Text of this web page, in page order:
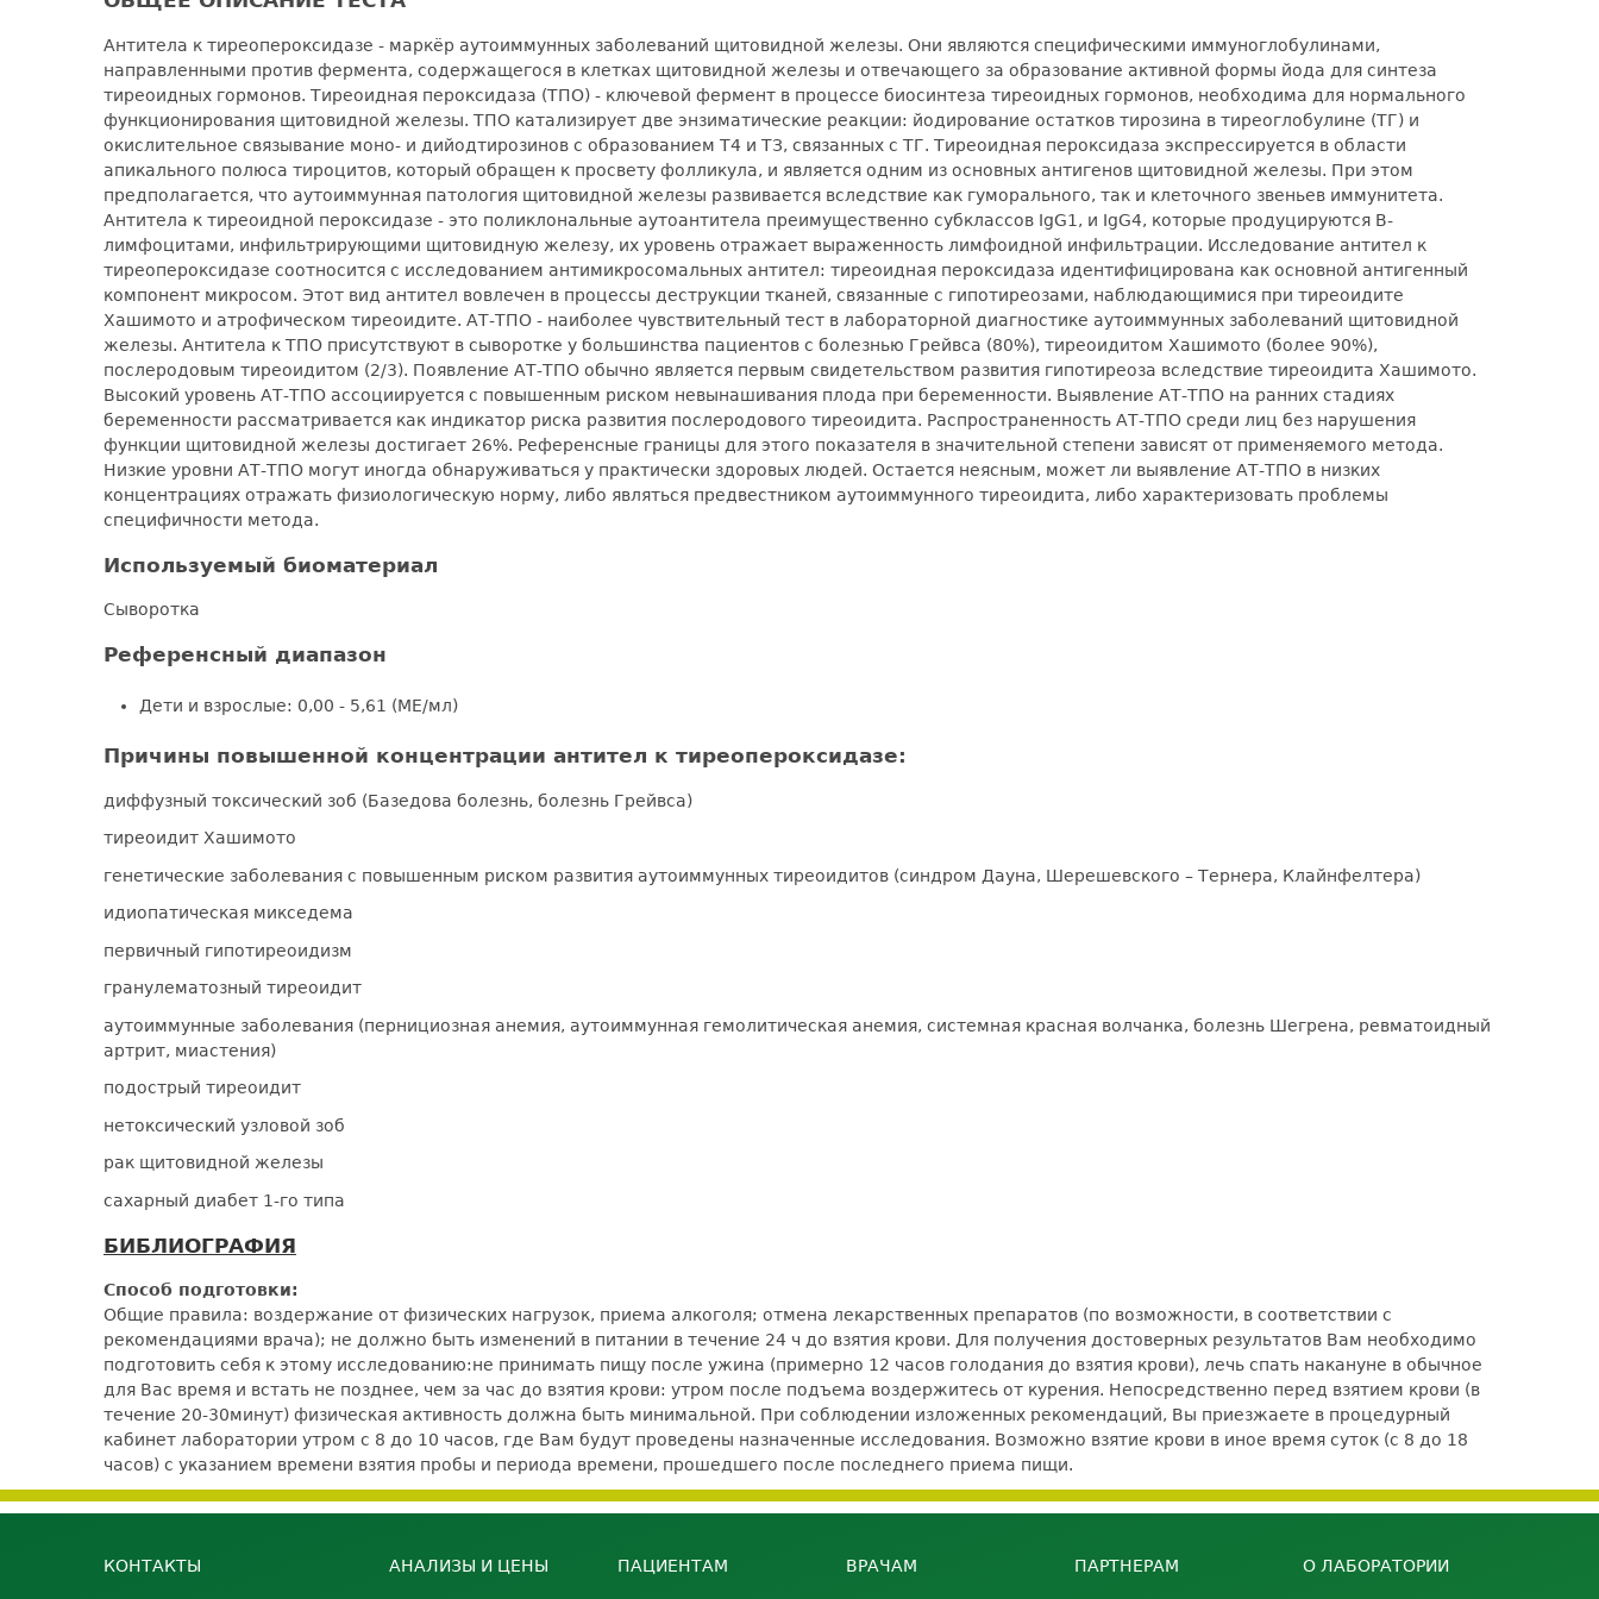
Антитела к тиреопероксидазе - маркёр аутоиммунных заболеваний щитовидной железы. Они являются специфическими иммуноглобулинами,
направленными против фермента, содержащегося в клетках щитовидной железы и отвечающего за образование активной формы йода для синтеза
тиреоидных гормонов. Тиреоидная пероксидаза (ТПО) - ключевой фермент в процессе биосинтеза тиреоидных гормонов, необходима для нормального
функционирования щитовидной железы. ТПО катализирует две энзиматические реакции: йодирование остатков тирозина в тиреоглобулине (ТГ) и
окислительное связывание моно- и дийодтирозинов с образованием Т4 и ТЗ, связанных с ТГ. Тиреоидная пероксидаза экспрессируется в области
апикального полюса тироцитов, который обращен к просвету фолликула, и является одним из основных антигенов щитовидной железы. При этом
предполагается, что аутоиммунная патология щитовидной железы развивается вследствие как гуморального, так и клеточного звеньев иммунитета.
Антитела к тиреоидной пероксидазе - это поликлональные аутоантитела преимущественно субклассов IgG1, и IgG4, которые продуцируются В-
лимфоцитами, инфильтрирующими щитовидную железу, их уровень отражает выраженность лимфоидной инфильтрации. Исследование антител к
тиреопероксидазе соотносится с исследованием антимикросомальных антител: тиреоидная пероксидаза идентифицирована как основной антигенный
компонент микросом. Этот вид антител вовлечен в процессы деструкции тканей, связанные с гипотиреозами, наблюдающимися при тиреоидите
Хашимото и атрофическом тиреоидите. АТ-ТПО - наиболее чувствительный тест в лабораторной диагностике аутоиммунных заболеваний щитовидной
железы. Антитела к ТПО присутствуют в сыворотке у большинства пациентов с болезнью Грейвса (80%), тиреоидитом Хашимото (более 90%),
послеродовым тиреоидитом (2/3). Появление АТ-ТПО обычно является первым свидетельством развития гипотиреоза вследствие тиреоидита Хашимото.
Высокий уровень АТ-ТПО ассоциируется с повышенным риском невынашивания плода при беременности. Выявление АТ-ТПО на ранних стадиях
беременности рассматривается как индикатор риска развития послеродового тиреоидита. Распространенность АТ-ТПО среди лиц без нарушения
функции щитовидной железы достигает 26%. Референсные границы для этого показателя в значительной степени зависят от применяемого метода.
Низкие уровни АТ-ТПО могут иногда обнаруживаться у практически здоровых людей. Остается неясным, может ли выявление АТ-ТПО в низких
концентрациях отражать физиологическую норму, либо являться предвестником аутоиммунного тиреоидита, либо характеризовать проблемы
специфичности метода.
Используемый биоматериал
Сыворотка
Референсный диапазон
Дети и взрослые: 0,00 - 5,61 (МЕ/мл)
Причины повышенной концентрации антител к тиреопероксидазе:
диффузный токсический зоб (Базедова болезнь, болезнь Грейвса)
тиреоидит Хашимото
генетические заболевания с повышенным риском развития аутоиммунных тиреоидитов (синдром Дауна, Шерешевского – Тернера, Клайнфелтера)
идиопатическая микседема
первичный гипотиреоидизм
гранулематозный тиреоидит
аутоиммунные заболевания (пернициозная анемия, аутоиммунная гемолитическая анемия, системная красная волчанка, болезнь Шегрена, ревматоидный
артрит, миастения)
подострый тиреоидит
нетоксический узловой зоб
рак щитовидной железы
сахарный диабет 1-го типа
БИБЛИОГРАФИЯ
Способ подготовки:
Общие правила: воздержание от физических нагрузок, приема алкоголя; отмена лекарственных препаратов (по возможности, в соответствии с
рекомендациями врача); не должно быть изменений в питании в течение 24 ч до взятия крови. Для получения достоверных результатов Вам необходимо
подготовить себя к этому исследованию:не принимать пищу после ужина (примерно 12 часов голодания до взятия крови), лечь спать накануне в обычное
для Вас время и встать не позднее, чем за час до взятия крови: утром после подъема воздержитесь от курения. Непосредственно перед взятием крови (в
течение 20-30минут) физическая активность должна быть минимальной. При соблюдении изложенных рекомендаций, Вы приезжаете в процедурный
кабинет лаборатории утром с 8 до 10 часов, где Вам будут проведены назначенные исследования. Возможно взятие крови в иное время суток (с 8 до 18
часов) с указанием времени взятия пробы и периода времени, прошедшего после последнего приема пищи.
КОНТАКТЫ АНАЛИЗЫ И ЦЕНЫ ПАЦИЕНТАМ ВРАЧАМ ПАРТНЕРАМ О ЛАБОРАТОРИИ